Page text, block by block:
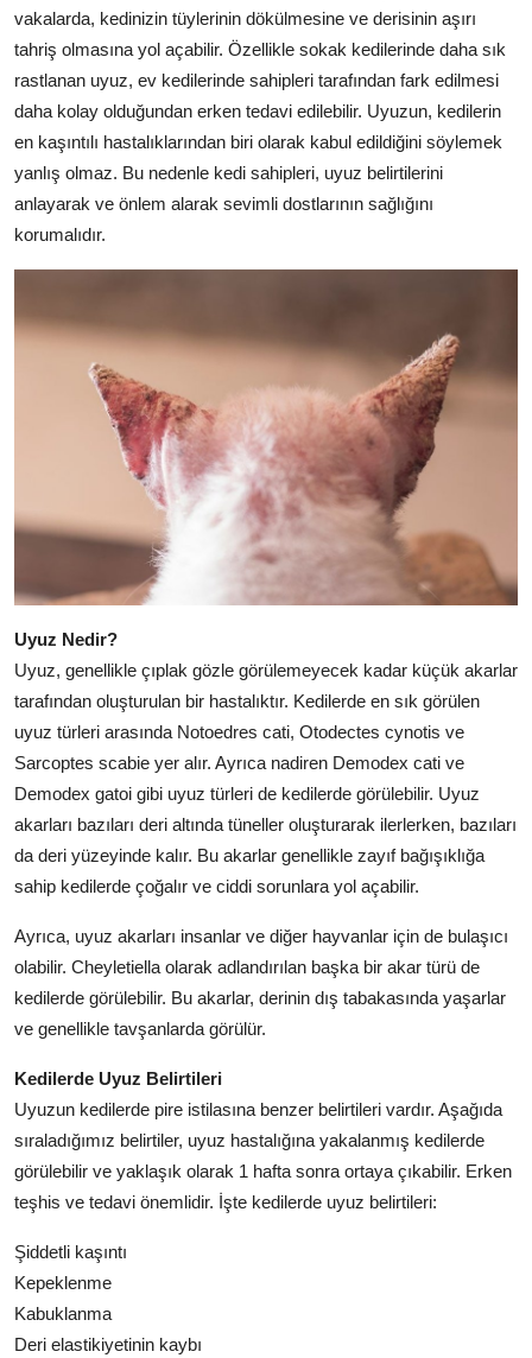
vakalarda, kedinizin tüylerinin dökülmesine ve derisinin aşırı
tahriş olmasına yol açabilir. Özellikle sokak kedilerinde daha sık
rastlanan uyuz, ev kedilerinde sahipleri tarafından fark edilmesi
daha kolay olduğundan erken tedavi edilebilir. Uyuzun, kedilerin
en kaşıntılı hastalıklarından biri olarak kabul edildiğini söylemek
yanlış olmaz. Bu nedenle kedi sahipleri, uyuz belirtilerini
anlayarak ve önlem alarak sevimli dostlarının sağlığını
korumalıdır.
Uyuz Nedir?
Uyuz, genellikle çıplak gözle görülemeyecek kadar küçük akarlar
tarafından oluşturulan bir hastalıktır. Kedilerde en sık görülen
uyuz türleri arasında Notoedres cati, Otodectes cynotis ve
Sarcoptes scabie yer alır. Ayrıca nadiren Demodex cati ve
Demodex gatoi gibi uyuz türleri de kedilerde görülebilir. Uyuz
akarları bazıları deri altında tüneller oluşturarak ilerlerken, bazıları
da deri yüzeyinde kalır. Bu akarlar genellikle zayıf bağışıklığa
sahip kedilerde çoğalır ve ciddi sorunlara yol açabilir.
Ayrıca, uyuz akarları insanlar ve diğer hayvanlar için de bulaşıcı
olabilir. Cheyletiella olarak adlandırılan başka bir akar türü de
kedilerde görülebilir. Bu akarlar, derinin dış tabakasında yaşarlar
ve genellikle tavşanlarda görülür.
Kedilerde Uyuz Belirtileri
Uyuzun kedilerde pire istilasına benzer belirtileri vardır. Aşağıda
sıraladığımız belirtiler, uyuz hastalığına yakalanmış kedilerde
görülebilir ve yaklaşık olarak 1 hafta sonra ortaya çıkabilir. Erken
teşhis ve tedavi önemlidir. İşte kedilerde uyuz belirtileri:
Şiddetli kaşıntı
Kepeklenme
Kabuklanma
Deri elastikiyetinin kaybı